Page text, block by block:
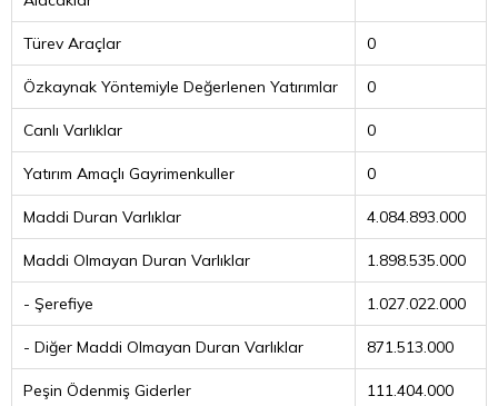
Türev Araçlar 0
Özkaynak Yöntemiyle Değerlenen Yatırımlar 0
Canlı Varlıklar 0
Yatırım Amaçlı Gayrimenkuller 0
Maddi Duran Varlıklar 4.084.893.000
Maddi Olmayan Duran Varlıklar 1.898.535.000
- Şerefiye 1.027.022.000
- Diğer Maddi Olmayan Duran Varlıklar 871.513.000
Peşin Ödenmiş Giderler 111.404.000